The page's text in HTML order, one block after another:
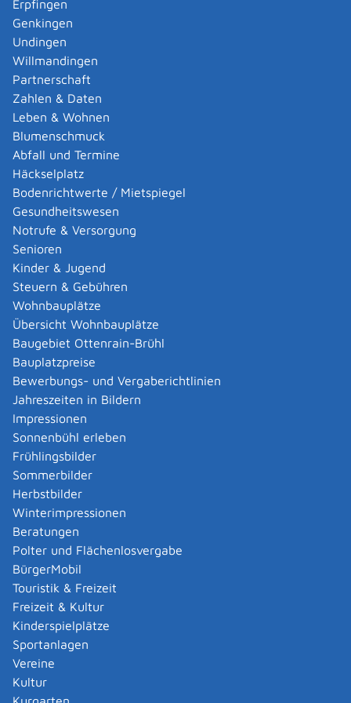
Erpfingen
Genkingen
Undingen
Willmandingen
Partnerschaft
Zahlen & Daten
Leben & Wohnen
Blumenschmuck
Abfall und Termine
Häckselplatz
Bodenrichtwerte / Mietspiegel
Gesundheitswesen
Notrufe & Versorgung
Senioren
Kinder & Jugend
Steuern & Gebühren
Wohnbauplätze
Übersicht Wohnbauplätze
Baugebiet Ottenrain-Brühl
Bauplatzpreise
Bewerbungs- und Vergaberichtlinien
Jahreszeiten in Bildern
Impressionen
Sonnenbühl erleben
Frühlingsbilder
Sommerbilder
Herbstbilder
Winterimpressionen
Beratungen
Polter und Flächenlosvergabe
BürgerMobil
Touristik & Freizeit
Freizeit & Kultur
Kinderspielplätze
Sportanlagen
Vereine
Kultur
erbringen. Weitere Informationen dazu finden Sie in der
Verfahrensbeschreibung "
Übersetzerdatenbank (DÜD) - Aufnahme bei
vorübergehender Tätigkeit beantragen (Dolmetscher,
Übersetzer aus anderen EU-/EWR-Staaten)
Mit Wohnsitz oder beruflicher Niederlassung in Baden-
Württemberg können Sie sich allgemein beeidigen
lassen.Informationen dazu erhalten Sie in der
Verfahrensbeschreibung "
Wohnsitz oder Niederlassung in Baden-Württemberg -
Allgemeine Beeidigung beantragen
Onlineantrag und Formulare
Antrag auf allgemeine Beeidigung
Zuständige Stelle
Der Präsident des Landgerichts Stuttgart.
Leistungsdetails
Voraussetzungen
Voraussetzungen sind:
Volljährigkeit
geordnete wirtschaftliche Verhältnisse
Zuverlässigkeit
Fachkenntnisse in der deutschen und der zu
beeidigenden Sprache
Sie besitzen die erforderlichen Fachkenntnisse, wenn
Sie über Grundkenntnisse der deutschen Rechtssprache
verfügen und
entweder im Inland eine Dolmetscher- oder
Übersetzerprüfung eines staatlichen oder staatlich